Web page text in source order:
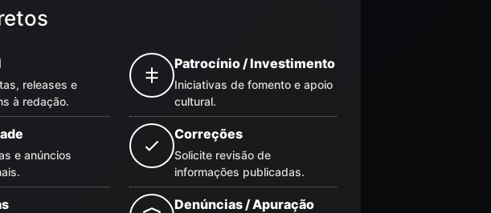
releases e
à redação.
e anúncios
Patrocínio / Investimento
Iniciativas de fomento e apoio
cultural.
Correções
Solicite revisão de
informações publicadas.
Denúncias / Apuração